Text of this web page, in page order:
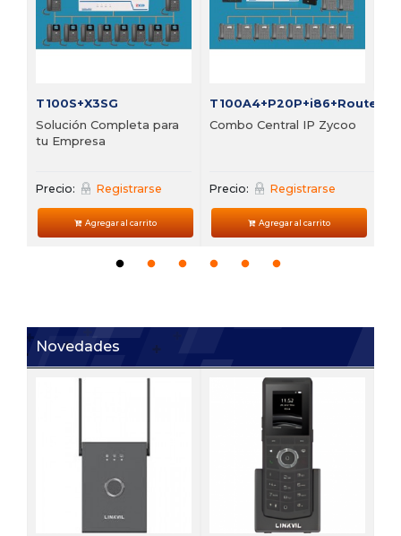
T100S+X3SG
Solución Completa para
tu Empresa
Precio: Registrarse
Agregar al carrito
T100A4+P20P+i86+Router
Combo Central IP Zycoo
Precio: Registrarse
Agregar al carrito
Novedades